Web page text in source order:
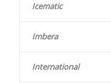
Icematic
Imbera
International